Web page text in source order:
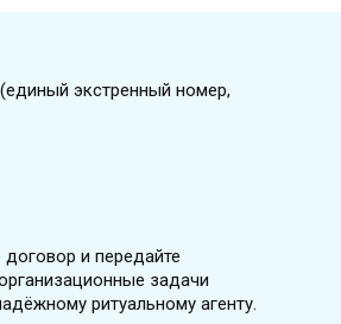
экстренный номер,
и передайте
задачи
ритуальному агенту.